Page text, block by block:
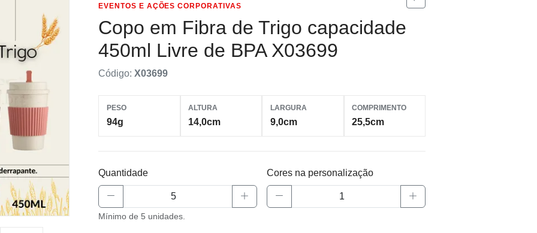
EVENTOS E AÇÕES CORPORATIVAS
Copo em Fibra de Trigo capacidade
450ml Livre de BPA X03699
Código: X03699
PESO
94g
ALTURA
14,0cm
LARGURA
9,0cm
COMPRIMENTO
25,5cm
Quantidade
Mínimo de 5 unidades.
Cores na personalização